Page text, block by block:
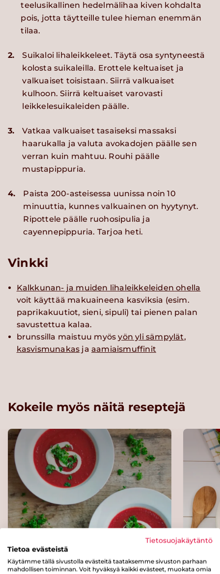
teelusikallinen hedelmälihaa kiven kohdalta
pois, jotta täytteille tulee hieman enemmän
tilaa.
2.
Suikaloi lihaleikkeleet. Täytä osa syntyneestä
kolosta suikaleilla. Erottele keltuaiset ja
valkuaiset toisistaan. Siirrä valkuaiset
kulhoon. Siirrä keltuaiset varovasti
leikkelesuikaleiden päälle.
3.
Vatkaa valkuaiset tasaiseksi massaksi
haarukalla ja valuta avokadojen päälle sen
verran kuin mahtuu. Rouhi päälle
mustapippuria.
4.
Paista 200-asteisessa uunissa noin 10
minuuttia, kunnes valkuainen on hyytynyt.
Ripottele päälle ruohosipulia ja
cayennepippuria. Tarjoa heti.
Vinkki
Kalkkunan- ja muiden lihaleikkeleiden ohella
voit käyttää makuaineena kasviksia (esim.
paprikakuutiot, sieni, sipuli) tai pienen palan
savustettua kalaa.
brunssilla maistuu myösyön yli sämpylät,
kasvismunakas jaaamiaismuffinit
Kokeile myös näitä reseptejä
Punakaali-sosekeitto
Tietosuojakäytäntö
Tietoa evästeistä
Käytämme tällä sivustolla evästeitä taataksemme sivuston parhaan
mahdollisen toiminnan. Voit hyväksyä kaikki evästeet, muokata omia